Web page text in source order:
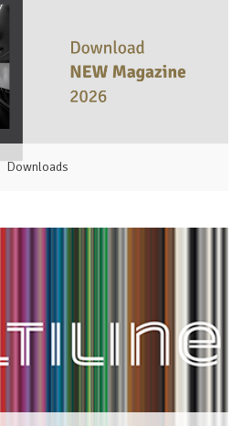
Downloads